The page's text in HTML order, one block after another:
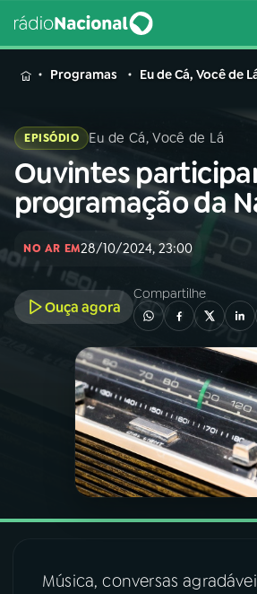
MENU
Buscar
na
Rádio
Nacional
Buscar
01INÍCIO
A RÁDIO
PROGRAMAÇÃO
Programas Eu de Cá, Você de
EPISÓDIO Eu de Cá, Você de Lá
Ouvintes
programação da
NO AR EM28/10/2024, 23:00
Ouça agora
Compartilhe
Música, conversas